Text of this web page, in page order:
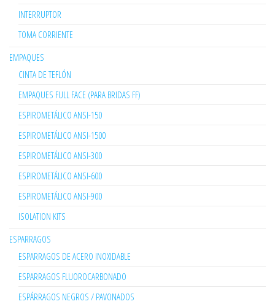
INTERRUPTOR
TOMA CORRIENTE
EMPAQUES
CINTA DE TEFLÓN
EMPAQUES FULL FACE (PARA BRIDAS FF)
ESPIROMETÁLICO ANSI-150
ESPIROMETÁLICO ANSI-1500
ESPIROMETÁLICO ANSI-300
ESPIROMETÁLICO ANSI-600
ESPIROMETÁLICO ANSI-900
ISOLATION KITS
ESPARRAGOS
ESPARRAGOS DE ACERO INOXIDABLE
ESPARRAGOS FLUOROCARBONADO
ESPÁRRAGOS NEGROS / PAVONADOS